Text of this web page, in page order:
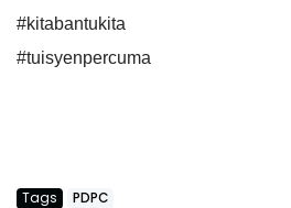
#kitabantukita
#tuisyenpercuma
Tags PDPC